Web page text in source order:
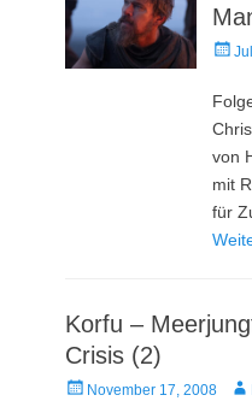
von
mit
für
Korfu –
Crisis (2)
Veröffentlicht
November 17, 2008